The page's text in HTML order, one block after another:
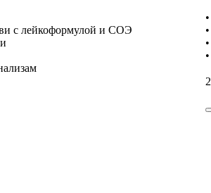
с лейкоформулой и СОЭ